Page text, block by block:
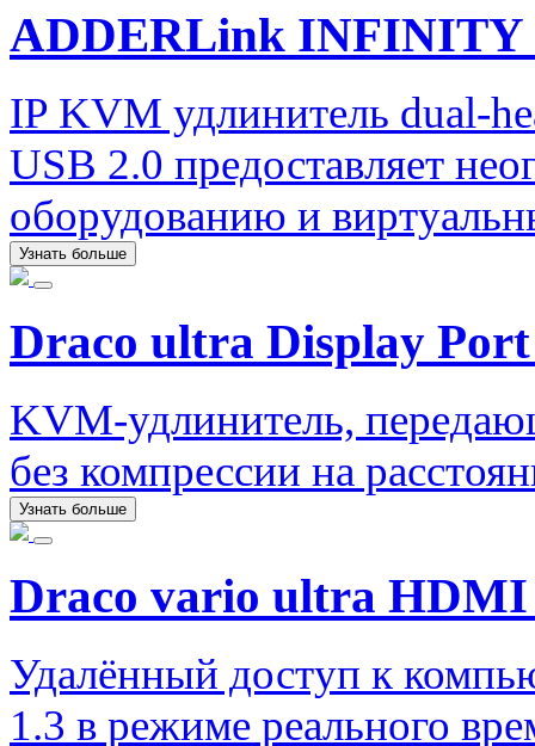
ADDERLink INFINITY
IP KVM удлинитель dual-
USB 2.0 предоставляет
оборудованию и
Узнать больше
Draco ultra Display Port
KVM-удлинитель,
без компрессии на
Узнать больше
Draco vario ultra HDMI
Удалённый доступ к
1.3 в режиме реального